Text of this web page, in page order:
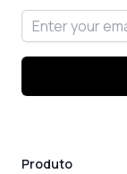
Email address
Produto